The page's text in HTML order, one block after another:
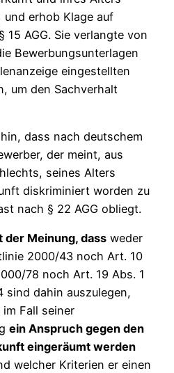
erhob Klage auf
15 AGG. Sie verlangte von
Bewerbungsunterlagen
eingestellten
um den Sachverhalt
dass nach deutschem
der meint, aus
seines Alters
diskriminiert worden zu
nach § 22 AGG obliegt.
der Meinung, dass weder
2000/43 noch Art. 10
78 noch Art. 19 Abs. 1
sind dahin auszulegen,
Fall seiner
ein Anspruch gegen den
eingeräumt werden
welcher Kriterien er einen